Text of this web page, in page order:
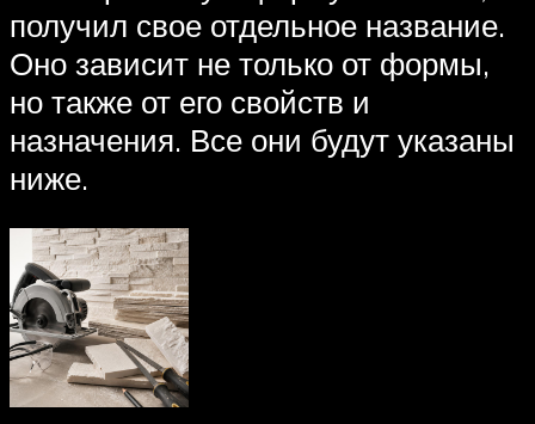
получил свое отдельное название.
Оно зависит не только от формы,
но также от его свойств и
назначения. Все они будут указаны
ниже.